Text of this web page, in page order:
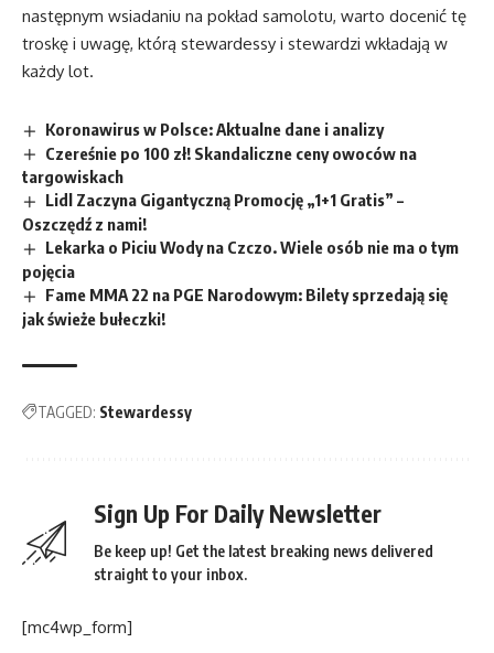
następnym wsiadaniu na pokład samolotu, warto docenić tę
troskę i uwagę, którą stewardessy i stewardzi wkładają w
każdy lot.
Koronawirus w Polsce: Aktualne dane i analizy
Czereśnie po 100 zł! Skandaliczne ceny owoców na
targowiskach
Lidl Zaczyna Gigantyczną Promocję „1+1 Gratis” –
Oszczędź z nami!
Lekarka o Piciu Wody na Czczo. Wiele osób nie ma o tym
pojęcia
Fame MMA 22 na PGE Narodowym: Bilety sprzedają się
jak świeże bułeczki!
TAGGED: Stewardessy
Sign Up For Daily Newsletter
Be keep up! Get the latest breaking news delivered
straight to your inbox.
[mc4wp_form]